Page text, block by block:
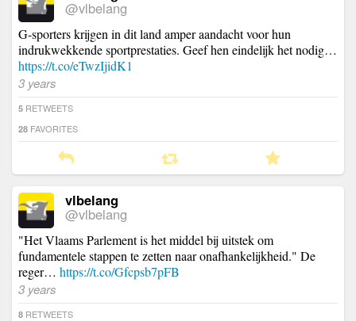
@vlbelang
G-sporters krijgen in dit land amper aandacht voor hun
indrukwekkende sportprestaties. Geef hen eindelijk het nodig…
https://t.co/eTwzIjidK1
3 years
5 RETWEETS
28 FAVORITES
vlbelang
@vlbelang
"Het Vlaams Parlement is het middel bij uitstek om
fundamentele stappen te zetten naar onafhankelijkheid." De
reger… https://t.co/Gfcpsb7pFB
3 years
8 RETWEETS